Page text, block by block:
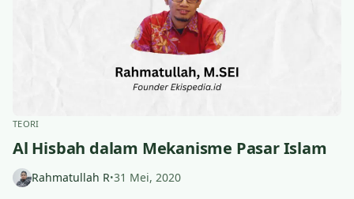
TEORI
Al Hisbah dalam Mekanisme Pasar Islam
Rahmatullah R•31 Mei, 2020